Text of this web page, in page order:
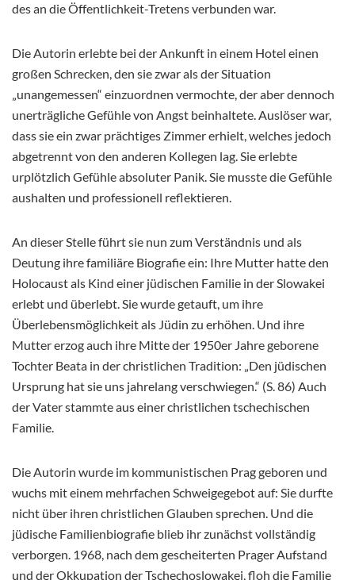
des an die Öffentlichkeit-Tretens verbunden war.
Die Autorin erlebte bei der Ankunft in einem Hotel einen
großen Schrecken, den sie zwar als der Situation
„unangemessen“ einzuordnen vermochte, der aber dennoch
unerträgliche Gefühle von Angst beinhaltete. Auslöser war,
dass sie ein zwar prächtiges Zimmer erhielt, welches jedoch
abgetrennt von den anderen Kollegen lag. Sie erlebte
urplötzlich Gefühle absoluter Panik. Sie musste die Gefühle
aushalten und professionell reflektieren.
An dieser Stelle führt sie nun zum Verständnis und als
Deutung ihre familiäre Biografie ein: Ihre Mutter hatte den
Holocaust als Kind einer jüdischen Familie in der Slowakei
erlebt und überlebt. Sie wurde getauft, um ihre
Überlebensmöglichkeit als Jüdin zu erhöhen. Und ihre
Mutter erzog auch ihre Mitte der 1950er Jahre geborene
Tochter Beata in der christlichen Tradition: „Den jüdischen
Ursprung hat sie uns jahrelang verschwiegen.“ (S. 86) Auch
der Vater stammte aus einer christlichen tschechischen
Familie.
Die Autorin wurde im kommunistischen Prag geboren und
wuchs mit einem mehrfachen Schweigegebot auf: Sie durfte
nicht über ihren christlichen Glauben sprechen. Und die
jüdische Familienbiografie blieb ihr zunächst vollständig
verborgen. 1968, nach dem gescheiterten Prager Aufstand
und der Okkupation der Tschechoslowakei, floh die Familie